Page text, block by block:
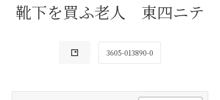
靴下を買ふ老人 東四ニテ
3605-013890-0